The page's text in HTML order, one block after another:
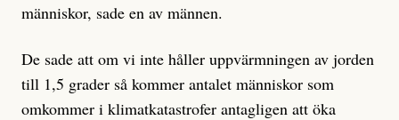
människor, sade en av männen.
De sade att om vi inte håller uppvärmningen av jorden
till 1,5 grader så kommer antalet människor som
omkommer i klimatkatastrofer antagligen att öka